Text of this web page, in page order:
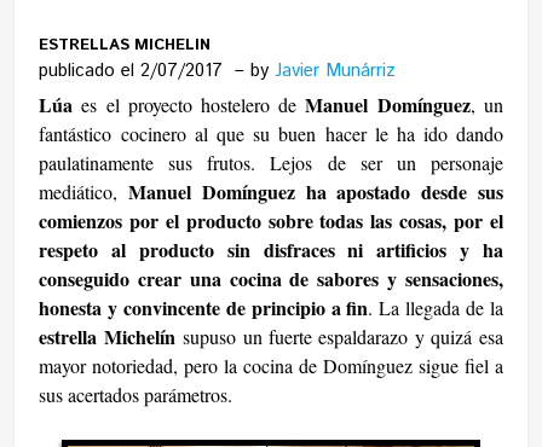
ESTRELLAS MICHELIN
publicado el 2/07/2017 byJavier Munárriz
Lúaes el proyecto hostelero deManuel Domínguez, un
fantástico cocinero al que su buen hacer le ha ido dando
paulatinamente sus frutos. Lejos de ser un personaje
mediático, Manuel Domínguez ha apostado desde sus
comienzos por el producto sobre todas las cosas, por el
respeto al producto sin disfraces ni artificios y ha
conseguido crear una cocina de sabores y sensaciones,
honesta y convincente de principio a fin. La llegada de la
estrella Michelín supuso un fuerte espaldarazo y quizá esa
mayor notoriedad, pero la cocina de Domínguez sigue fiel a
sus acertados parámetros.